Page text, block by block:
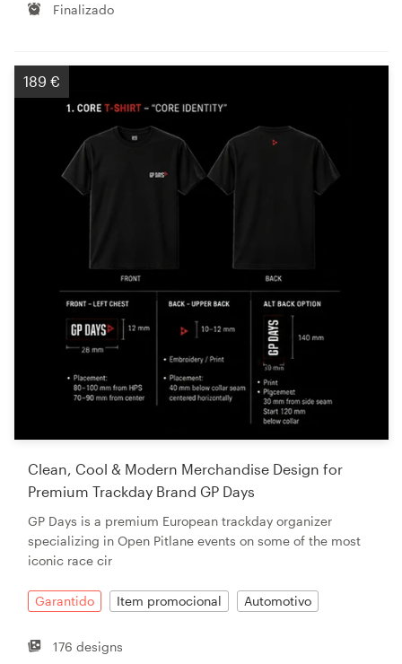
Finalizado
189 €
Clean, Cool & Modern Merchandise Design for
Premium Trackday Brand GP Days
GP Days is a premium European trackday organizer
specializing in Open Pitlane events on some of the most
iconic race cir
Garantido Item promocional Automotivo
176 designs